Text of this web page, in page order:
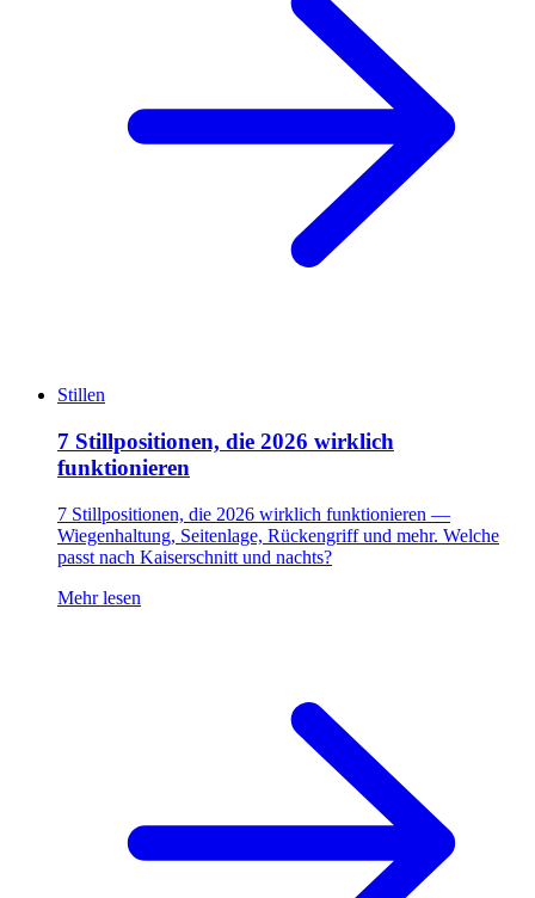
Stillen
7 Stillpositionen, die 2026 wirklich
funktionieren
7 Stillpositionen, die 2026 wirklich funktionieren —
Wiegenhaltung, Seitenlage, Rückengriff und mehr. Welche
passt nach Kaiserschnitt und nachts?
Mehr lesen